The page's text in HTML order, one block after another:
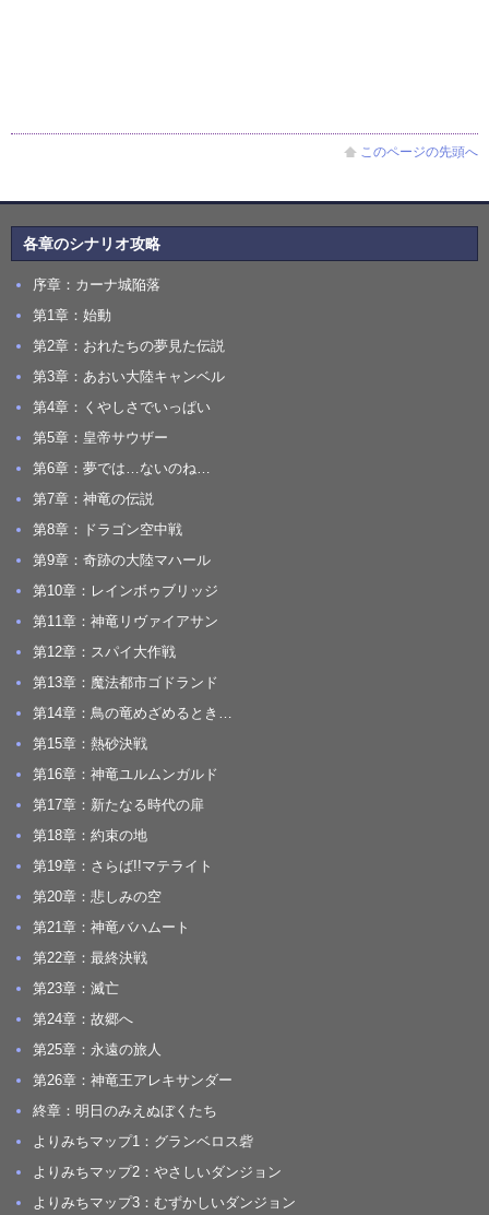
このページの先頭へ
各章のシナリオ攻略
序章：カーナ城陥落
第1章：始動
第2章：おれたちの夢見た伝説
第3章：あおい大陸キャンベル
第4章：くやしさでいっぱい
第5章：皇帝サウザー
第6章：夢では…ないのね…
第7章：神竜の伝説
第8章：ドラゴン空中戦
第9章：奇跡の大陸マハール
第10章：レインボゥブリッジ
第11章：神竜リヴァイアサン
第12章：スパイ大作戦
第13章：魔法都市ゴドランド
第14章：鳥の竜めざめるとき…
第15章：熱砂決戦
第16章：神竜ユルムンガルド
第17章：新たなる時代の扉
第18章：約束の地
第19章：さらば!!マテライト
第20章：悲しみの空
第21章：神竜バハムート
第22章：最終決戦
第23章：滅亡
第24章：故郷へ
第25章：永遠の旅人
第26章：神竜王アレキサンダー
終章：明日のみえぬぼくたち
よりみちマップ1：グランベロス砦
よりみちマップ2：やさしいダンジョン
よりみちマップ3：むずかしいダンジョン